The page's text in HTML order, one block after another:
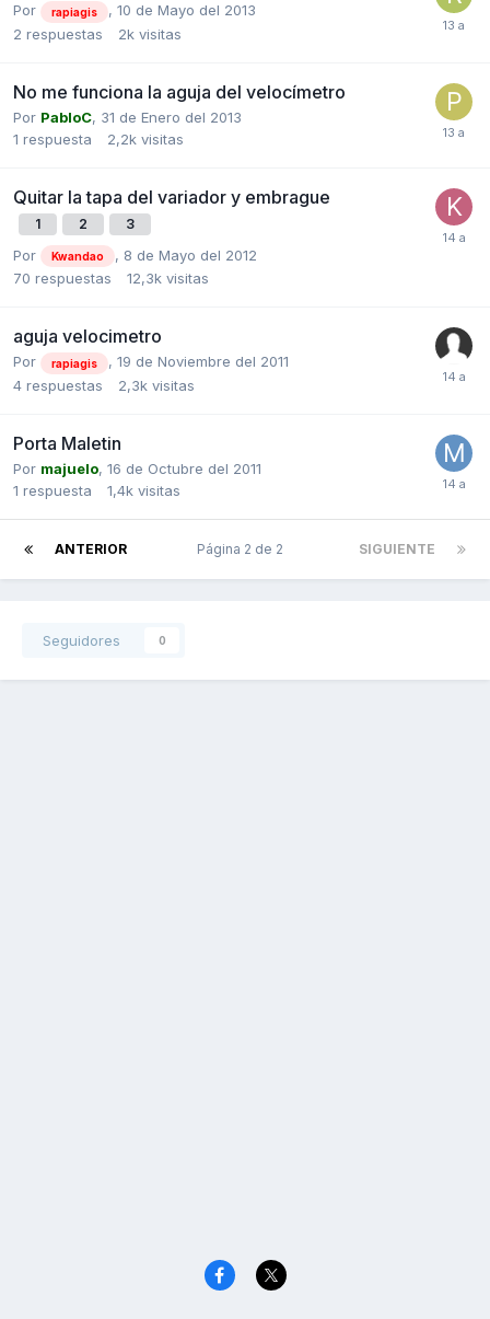
Por rapiagis , 10 de Mayo del 2013
2 respuestas 2k visitas
No me funciona la aguja del velocímetro
Por PabloC, 31 de Enero del 2013
1 respuesta 2,2k visitas
Quitar la tapa del variador y embrague
1 2 3
Por Kwandao , 8 de Mayo del 2012
70 respuestas 12,3k visitas
aguja velocimetro
Por rapiagis , 19 de Noviembre del 2011
4 respuestas 2,3k visitas
Porta Maletin
Por majuelo, 16 de Octubre del 2011
1 respuesta 1,4k visitas
ANTERIOR SIGUIENTE
Página 2 de 2
Seguidores 0